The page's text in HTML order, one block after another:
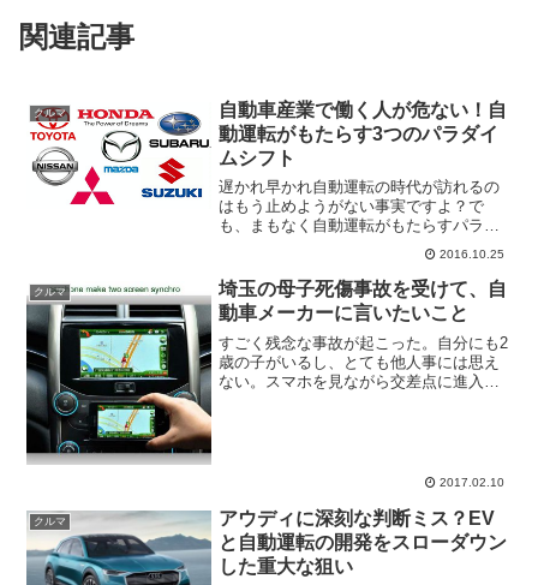
関連記事
クルマ
自動車産業で働く人が危ない！自
動運転がもたらす3つのパラダイ
ムシフト
遅かれ早かれ自動運転の時代が訪れるの
はもう止めようがない事実ですよ？で
も、まもなく自動運転がもたらすパラダ
イムシフトを知っていますか？今後20年
を生き延びるために、自動車関連産業に
従事する方は必読です。自動運転がもた
らす3つのパラダイムシフ...
2016.10.25
クルマ
埼玉の母子死傷事故を受けて、自
動車メーカーに言いたいこと
すごく残念な事故が起こった。自分にも2
歳の子がいるし、とても他人事には思え
ない。スマホを見ながら交差点に進入し
2017.02.10
クルマ
アウディに深刻な判断ミス？EV
と自動運転の開発をスローダウン
した重大な狙い